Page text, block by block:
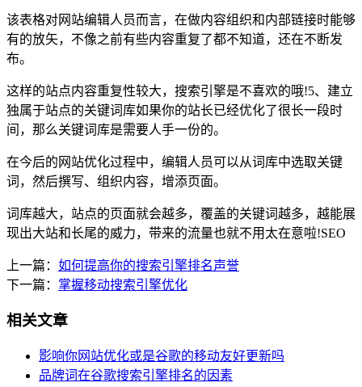
该表格对网站编辑人员而言，在做内容组织和内部链接时能够
有的放矢，不像之前有些内容重复了都不知道，还在不断发
布。
这样的站点内容重复性较大，搜索引擎是不喜欢的哦!5、建立
独属于站点的关键词库如果你的站长已经优化了很长一段时
间，那么关键词库是需要人手一份的。
在今后的网站优化过程中，编辑人员可以从词库中选取关键
词，然后撰写、组织内容，增添页面。
词库越大，站点的页面就会越多，覆盖的关键词越多，越能展
现出大站和长尾的威力，带来的流量也就不用太在意啦!SEO
上一篇： 如何提高你的搜索引擎排名声誉
下一篇： 掌握移动搜索引擎优化
相关文章
影响你网站优化或是谷歌的移动友好更新吗
品牌词在谷歌搜索引擎排名的因素